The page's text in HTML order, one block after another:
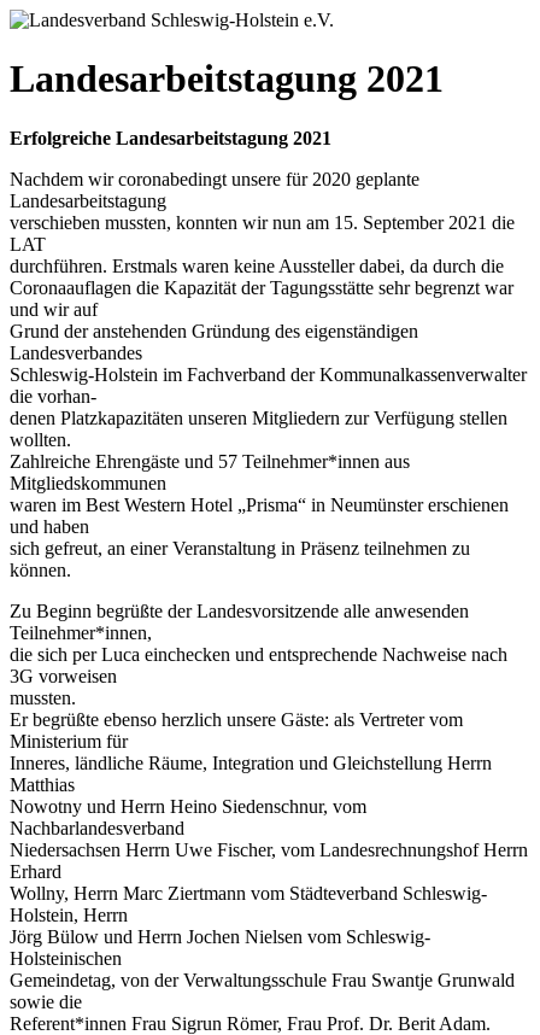
Landesarbeitstagung 2021
Erfolgreiche Landesarbeitstagung 2021
Nachdem wir coronabedingt unsere für 2020 geplante
Landesarbeitstagung
verschieben mussten, konnten wir nun am 15. September 2021 die
LAT
durchführen. Erstmals waren keine Aussteller dabei, da durch die
Coronaauflagen die Kapazität der Tagungsstätte sehr begrenzt war
und wir auf
Grund der anstehenden Gründung des eigenständigen
Landesverbandes
Schleswig-Holstein im Fachverband der Kommunalkassenverwalter
die vorhan-
denen Platzkapazitäten unseren Mitgliedern zur Verfügung stellen
wollten.
Zahlreiche Ehrengäste und 57 Teilnehmer*innen aus
Mitgliedskommunen
waren im Best Western Hotel „Prisma“ in Neumünster erschienen
und haben
sich gefreut, an einer Veranstaltung in Präsenz teilnehmen zu
können.
Zu Beginn begrüßte der Landesvorsitzende alle anwesenden
Teilnehmer*innen,
die sich per Luca einchecken und entsprechende Nachweise nach
3G vorweisen
mussten.
Er begrüßte ebenso herzlich unsere Gäste: als Vertreter vom
Ministerium für
Inneres, ländliche Räume, Integration und Gleichstellung Herrn
Matthias
Nowotny und Herrn Heino Siedenschnur, vom
Nachbarlandesverband
Niedersachsen Herrn Uwe Fischer, vom Landesrechnungshof Herrn
Erhard
Wollny, Herrn Marc Ziertmann vom Städteverband Schleswig-
Holstein, Herrn
Jörg Bülow und Herrn Jochen Nielsen vom Schleswig-
Holsteinischen
Gemeindetag, von der Verwaltungsschule Frau Swantje Grunwald
sowie die
Referent*innen Frau Sigrun Römer, Frau Prof. Dr. Berit Adam.